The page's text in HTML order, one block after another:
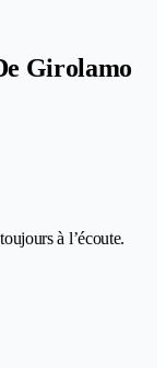
Girolamo
à l’écoute.